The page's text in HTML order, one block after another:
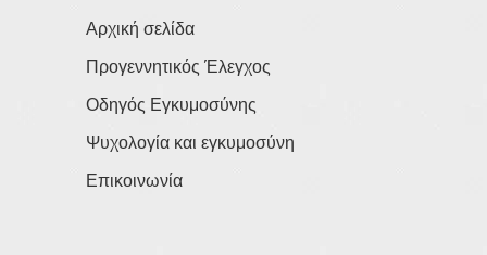
Αρχική σελίδα
Προγεννητικός Έλεγχος
Οδηγός Εγκυμοσύνης
Ψυχολογία και εγκυμοσύνη
Επικοινωνία